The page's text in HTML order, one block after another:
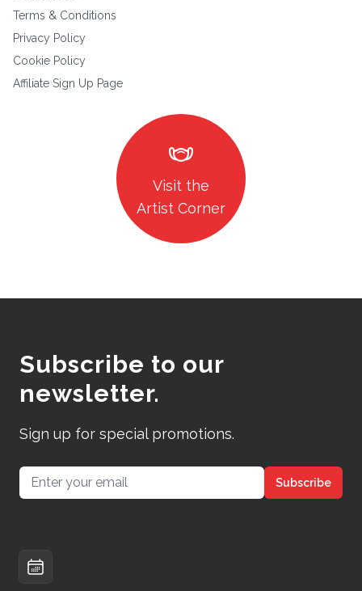
Terms & Conditions
Privacy Policy
Cookie Policy
Affiliate Sign Up Page
masks
Visit the
Artist Corner
Subscribe to our
newsletter.
Sign up for special promotions.
Email address Subscribe